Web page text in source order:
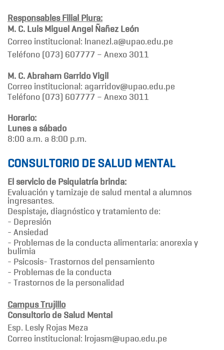
Responsables Filial Piura:
M. C. Luis Miguel Angel Ñañez León
Correo institucional: lnanezl.a@upao.edu.pe
Teléfono (073) 607777 – Anexo 3011
M. C. Abraham Garrido Vigil
Correo institucional: agarridov@upao.edu.pe
Teléfono (073) 607777 – Anexo 3011
Horario:
Lunes a sábado
8:00 a.m. a 8:00 p.m.
CONSULTORIO DE SALUD MENTAL
El servicio de Psiquiatría brinda:
Evaluación y tamizaje de salud mental a alumnos
ingresantes.
Despistaje, diagnóstico y tratamiento de:
- Depresión
- Ansiedad
- Problemas de la conducta alimentaria: anorexia y
bulimia
- Psicosis- Trastornos del pensamiento
- Problemas de la conducta
- Trastornos de la personalidad
Campus Trujillo
Consultorio de Salud Mental
Esp. Lesly Rojas Meza
Correo institucional: lrojasm@upao.edu.pe